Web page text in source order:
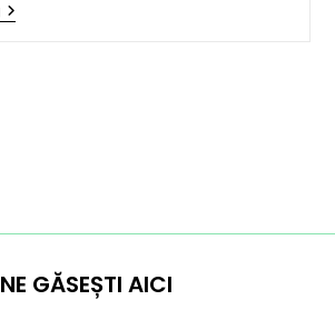
NE GĂSEȘTI AICI